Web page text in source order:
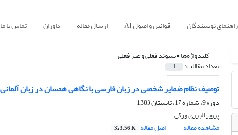
راهنمای نویسندگان قوانین و اصول AI ارسال مقاله داوران تماس با ما
کلیدواژه‌ها =پسوند فعلی و غیر فعلی
تعداد مقالات: 1
توصیف نظام ضمایر شخصی در زبان فارسی با نگاهی همسان در زبان آلمانی
دوره 9، شماره 17، تابستان 1383
پرویز البرزى ورکى
مشاهده مقاله
اصل مقاله 323.56 K